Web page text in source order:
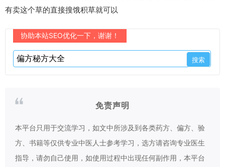
有卖这个草的直接搜饿积草就可以
协助本站SEO优化一下，谢谢！
免责声明
本平台只用于交流学习，如文中所涉及到各类药方、偏方、验
方、书籍等仅供专业中医人士参考学习，选方请咨询专业医生
指导，请勿自己使用，如使用过程中出现任何副作用，本平台